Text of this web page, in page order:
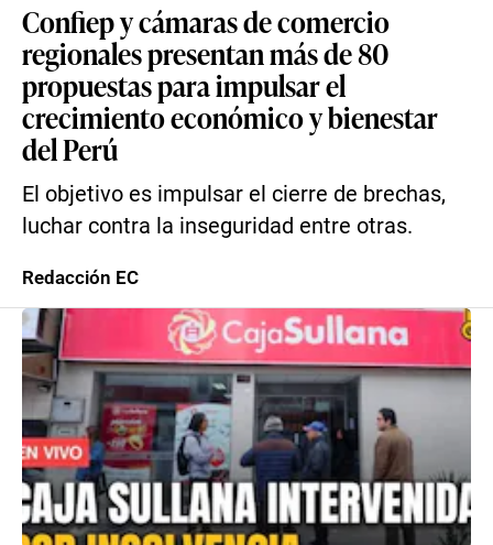
Confiep y cámaras de comercio
regionales presentan más de 80
propuestas para impulsar el
crecimiento económico y bienestar
del Perú
El objetivo es impulsar el cierre de brechas,
luchar contra la inseguridad entre otras.
Redacción EC